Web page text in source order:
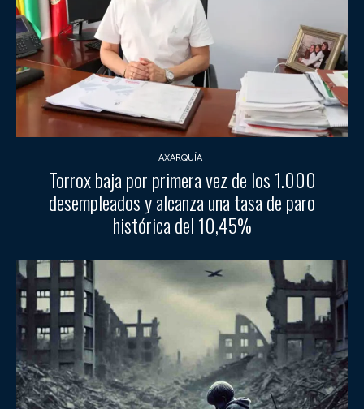
AXARQUÍA
Torrox baja por primera vez de los 1.000
desempleados y alcanza una tasa de paro
histórica del 10,45%